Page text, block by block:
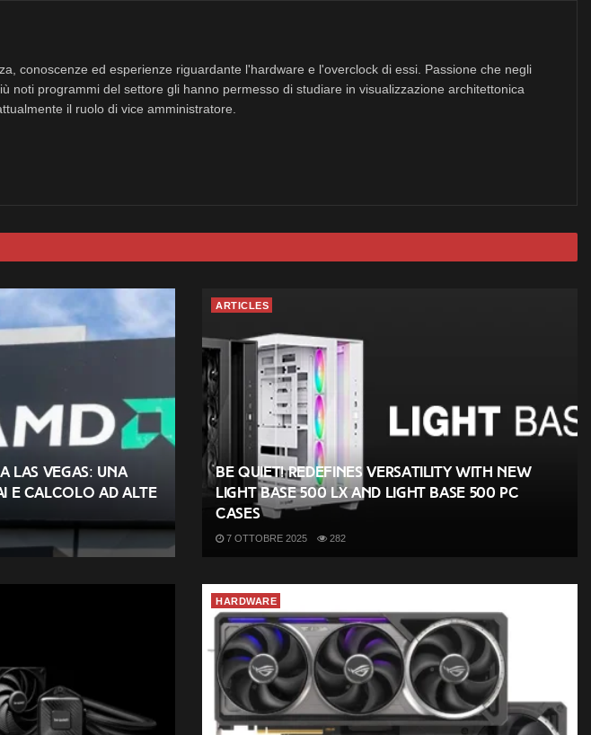
conoscenze ed esperienze riguardante l'hardware e l'overclock di essi. Passione che negli
noti programmi del settore gli hanno permesso di studiare in visualizzazione architettonica
il ruolo di vice amministratore.
Las Vegas: una
e calcolo ad alte
ARTICLES
be quiet! redefines versatility with new
Light Base 500 LX and Light Base 500 PC
cases
7 OTTOBRE 2025 282
HARDWARE